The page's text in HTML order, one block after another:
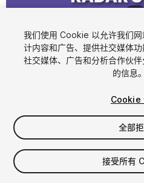
FREE
31viewsin the past week
我们使用 Cookie 以允许我们
计内容和广告、提供社交媒体
社交媒体、广告和分析合作伙
的信息。
Cookie
全部
接受所有